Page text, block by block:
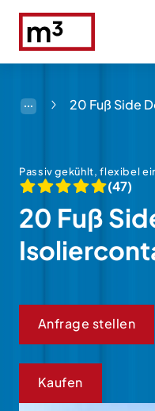
20 Fuß Side
Passiv gekühlt, flexibel
(47)
20 Fuß
Anfrage stellen
Kaufen